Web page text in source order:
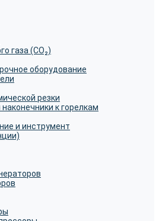
газа (CO₂)
оборудование
резки
к горелкам
и инструмент